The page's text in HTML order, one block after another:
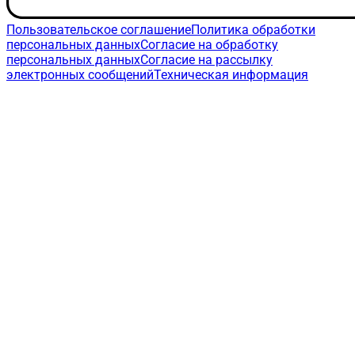
Пользовательское соглашениеПолитика обработки
персональных данныхСогласие на обработку
персональных данныхСогласие на рассылку
электронных сообщенийТехническая информация